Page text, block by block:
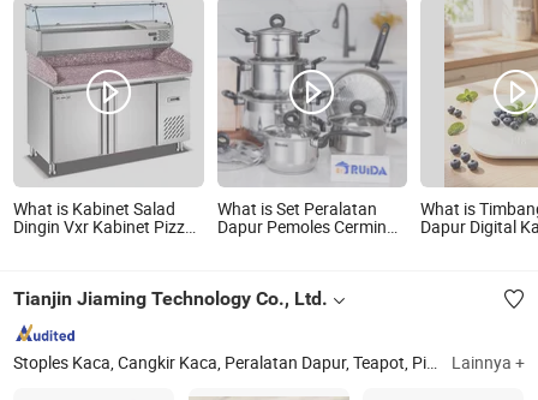
What is Kabinet Salad
Dingin Vxr Kabinet Pizza
What is Set Peralatan
Dapur Pemoles Cermin
What is
Dapur Digital
Tianjin Jiaming Technology Co., Ltd.
Stoples Kaca, Cangkir Kaca, Peralatan Dapur, Teapot, Pitcher Kaca Lainnya +